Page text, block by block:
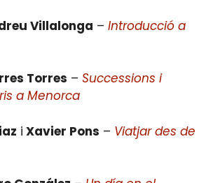
Villalonga – Introducció a
Torres – Successions i
a Menorca
i Xavier Pons – Viatjar des de